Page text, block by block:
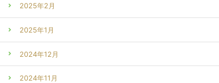
2025年2月
2025年1月
2024年12月
2024年11月